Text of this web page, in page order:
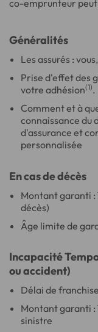
co-emprunteur
Généralités
Les assurés :
Prise d'effet des
votre adhésion(1).
Comment et à
connaissance du
d'assurance et
personnalisée
En cas de décès
Montant garanti :
décès)
Âge limite de
Incapacité
ou accident)
Délai de
Montant garanti :
sinistre